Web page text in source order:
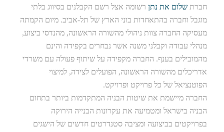
חברת שלום את נתןרשומה אצל רשם הקבלנים בסיווג בלתי
מוגבל וחברה בהתאחדות בוני הארץ של תל-אביב. מיום הקמתה
מעסיקה החברה צוות ניהולי מהשורה הראשונה, מהנדסי ביצוע,
מנהלי עבודה וקבלני משנה אשר נבחרים בקפידה והינם
מהמובילים בענף. החברה מקפידה על שיתוף פעולה עם משרדי
אדריכלים מהשורה הראשונה, הפועלים לצידה, למיצוי
הפוטנציאל של כל פרויקט ופרויקט.
החברה מיישמת את שיטות הבניה המתקדמות ביותר בתחום
הבניה בישראל ומטמיעה את עקרונות הבנייה הירוקה
בפרויקטים בביצועה ומציבה סטנדרטים חדשים של הישגים